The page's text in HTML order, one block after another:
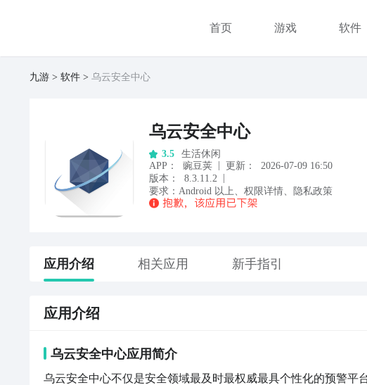
首页 游戏 软件
九游 软件 乌云安全中心
乌云安全中心
3.5
生活休闲
APP ： 豌豆荚 | 更新：
2026-07-09 16:50
版本：
8.3.11.2
|
要求： Android 以上 权限详情 隐私政策
应用介绍 相关应用 新手指引
应用介绍
乌云安全中心应用简介
乌云安全中心不仅是安全领域最及时最权威最具个性化的预警